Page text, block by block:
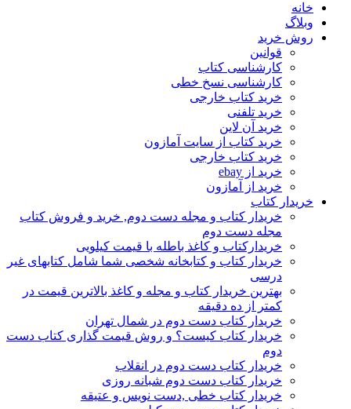
خانه
وبلاگ
روش خرید
قوانین
کارشناسی کتاب
کارشناسی نسخ خطی
خرید کتاب خارجی
خرید تلفنی
خرید آن لاین
خرید کتاب از سایت آمازون
خرید کتاب خارجی
خرید از ebay
خرید از آمازون
خریدار کتاب
خریدار کتاب و مجله دست دوم, خرید و فروش کتاب
مجله دست دوم
خریدارکتاب و کاغذ باطله با قیمت کیلویی
خریدار کتاب و کتابخانه شخصی شما شامل کتابهای غیر
درسی
بهترین خریدار کتاب و مجله و کاغذ بالاترین قیمت در
کمتر از ده دقیقه
خریدار کتاب دست دوم در شمال تهران
خریدار کتاب کیست؟ و روش قیمت گذاری کتاب دست
دوم
خریدار کتاب دست دوم در انقلاب
خریدار کتاب دست دوم شبانه روزی
خریدار کتاب خطی ,دست نویس و عتیقه